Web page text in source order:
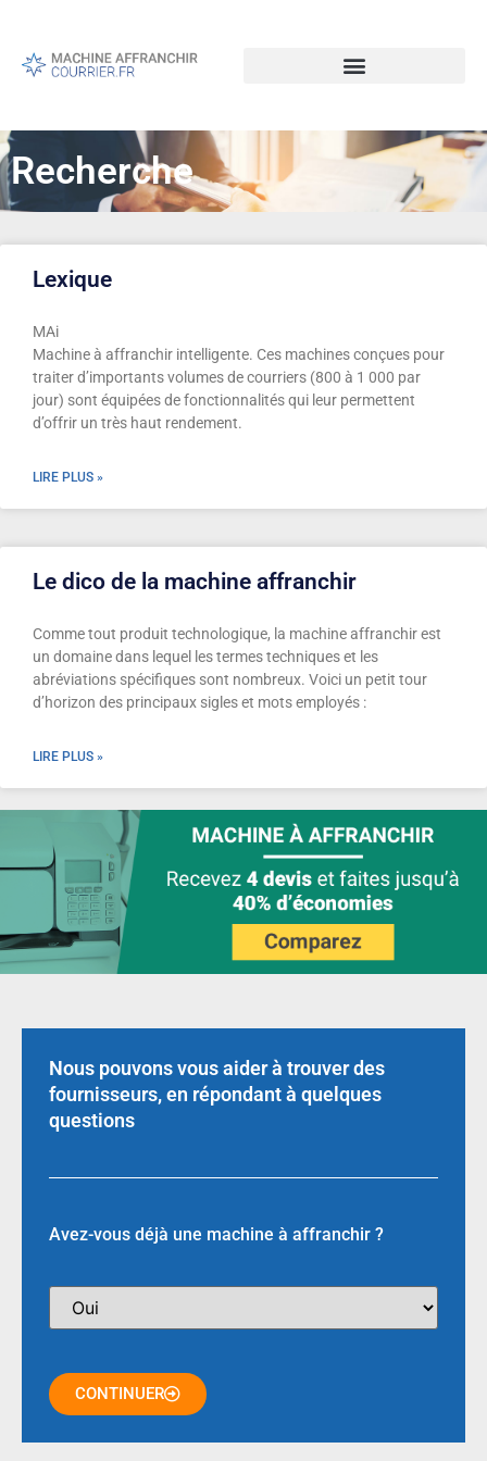
Recherche
Lexique
MAi
Machine à affranchir intelligente. Ces machines conçues pour
traiter d’importants volumes de courriers (800 à 1 000 par
jour) sont équipées de fonctionnalités qui leur permettent
d’offrir un très haut rendement.
LIRE PLUS »
Le dico de la machine affranchir
Comme tout produit technologique, la machine affranchir est
un domaine dans lequel les termes techniques et les
abréviations spécifiques sont nombreux. Voici un petit tour
d’horizon des principaux sigles et mots employés :
LIRE PLUS »
Nous pouvons vous aider à trouver des
fournisseurs, en répondant à quelques
questions
Avez-vous déjà une machine à affranchir ?
CONTINUER